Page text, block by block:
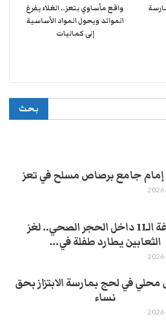
واقع مأساوي بتعز.. الغلاء يفرغ
الموائد ويحول المواد الأساسية
إلى كماليات
إمام جامع برصاص مسلح في تعز
اللدغة الـ11 داخل الحجر الصحي.. لغز
الثعابين يطارد طفلة في…
في لحج بمارسة الابتزاز بحق
نساء